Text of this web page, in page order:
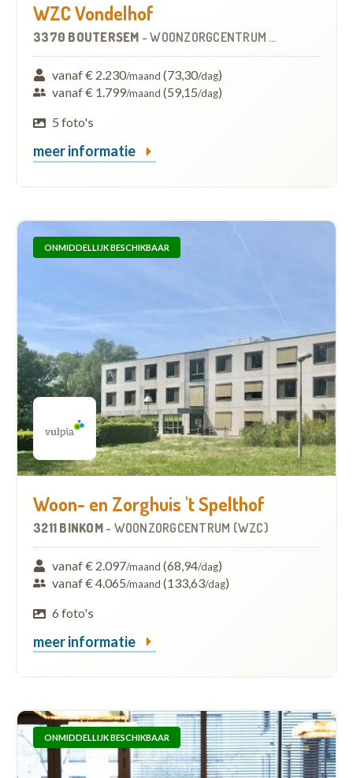
WZC Vondelhof
3370 BOUTERSEM -WOONZORGCENTRUM (WZC)
vanaf € 2.230/maand (73,30/dag)
vanaf € 1.799/maand (59,15/dag)
5 foto's
meer informatie
ONMIDDELLIJK BESCHIKBAAR
Woon- en Zorghuis 't Spelthof
3211 BINKOM - WOONZORGCENTRUM (WZC)
vanaf € 2.097/maand (68,94/dag)
vanaf € 4.065/maand (133,63/dag)
6 foto's
meer informatie
ONMIDDELLIJK BESCHIKBAAR